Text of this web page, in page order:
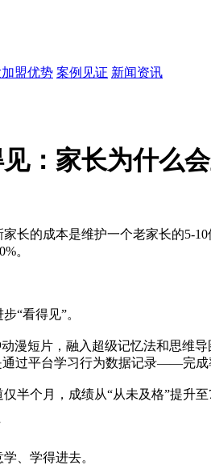
盟优势 案例见证 新闻资讯
：家长为什么
长的成本是维护一个老家长的5-
。
“看得见”。
漫短片，融入超级记忆法和思维
通过平台学习行为数据记录——完
半个月，成绩从“从未及格”提升
、学得进去。